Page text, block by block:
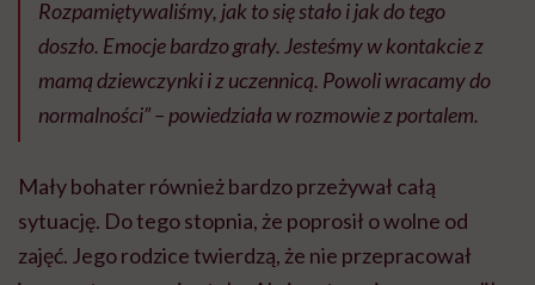
Rozpamiętywaliśmy, jak to się stało i jak do tego
doszło. Emocje bardzo grały. Jesteśmy w kontakcie z
mamą dziewczynki i z uczennicą. Powoli wracamy do
normalności” – powiedziała w rozmowie z portalem.
Mały bohater również bardzo przeżywał całą
sytuację. Do tego stopnia, że poprosił o wolne od
zajęć. Jego rodzice twierdzą, że nie przepracował